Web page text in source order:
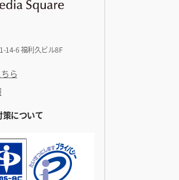
14-6 福利久ビル8F
ら
策について